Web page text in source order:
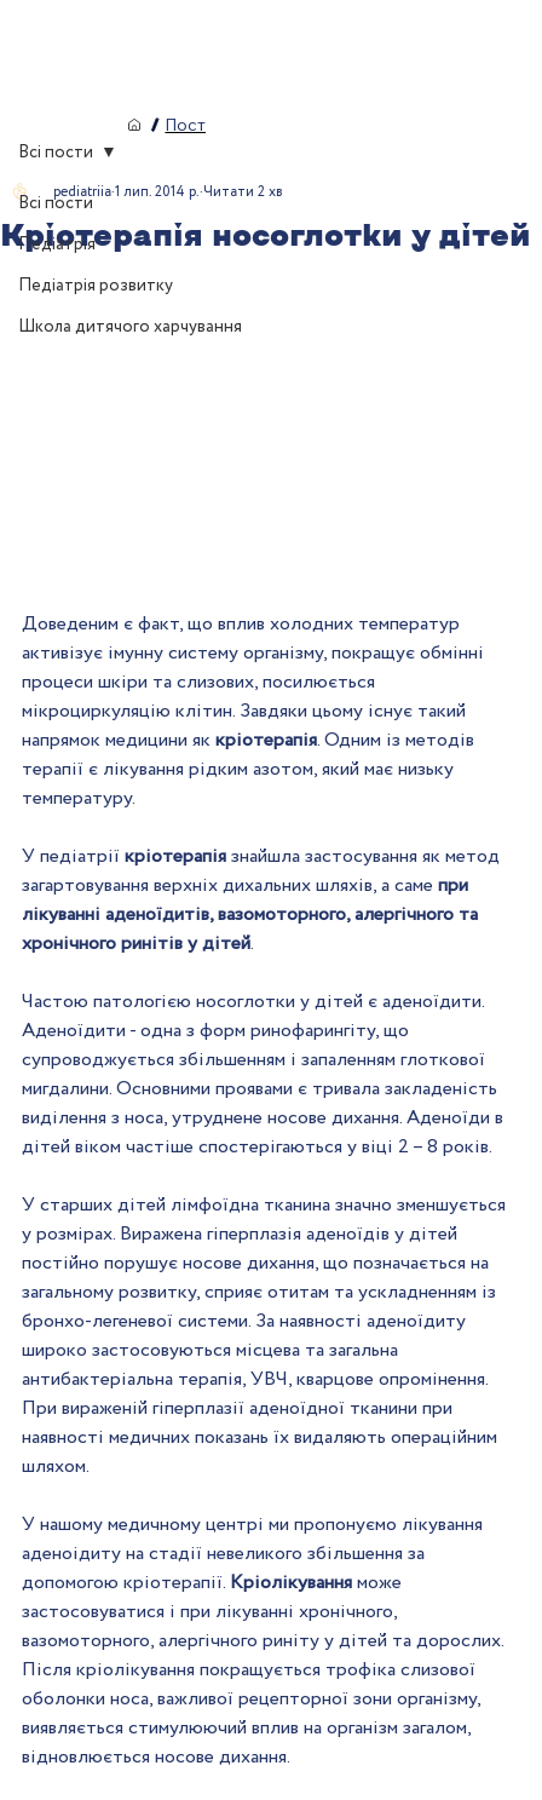
/ Пост
Всі пости
Педіатрія
Педіатрія розвитку
Школа дитячого харчування
Всі пости
Кріотерапія носоглотки у дітей
pediatriia1 лип. 2014 р. Читати 2 хв
Доведеним є факт, що вплив холодних температур
активізує імунну систему організму, покращує обмінні
процеси шкіри та слизових, посилюється
мікроциркуляцію клітин. Завдяки цьому існує такий
напрямок медицини як кріотерапія. Одним із методів
терапії є лікування рідким азотом, який має низьку
температуру.
У педіатрії кріотерапія знайшла застосування як метод
загартовування верхніх дихальних шляхів, а саме при
лікуванні аденоїдитів, вазомоторного, алергічного та
хронічного ринітів у дітей.
Частою патологією носоглотки у дітей є аденоїдити.
Аденоїдити - одна з форм ринофарингіту, що
супроводжується збільшенням і запаленням глоткової
мигдалини. Основними проявами є тривала закладеність
виділення з носа, утруднене носове дихання. Аденоїди в
дітей віком частіше спостерігаються у віці 2 – 8 років.
У старших дітей лімфоїдна тканина значно зменшується
у розмірах. Виражена гіперплазія аденоїдів у дітей
постійно порушує носове дихання, що позначається на
загальному розвитку, сприяє отитам та ускладненням із
бронхо-легеневої системи. За наявності аденоїдиту
широко застосовуються місцева та загальна
антибактеріальна терапія, УВЧ, кварцове опромінення.
При вираженій гіперплазії аденоїдної тканини при
наявності медичних показань їх видаляють операційним
шляхом.
У нашому медичному центрі ми пропонуємо лікування
аденоідиту на стадії невеликого збільшення за
допомогою кріотерапії. Кріолікування може
застосовуватися і при лікуванні хронічного,
вазомоторного, алергічного риніту у дітей та дорослих.
Після кріолікування покращується трофіка слизової
оболонки носа, важливої ​​рецепторної зони організму,
виявляється стимулюючий вплив на організм загалом,
відновлюється носове дихання.